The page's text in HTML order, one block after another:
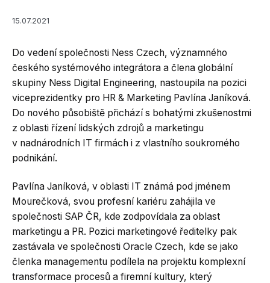
15.07.2021
Do vedení společnosti Ness Czech, významného
českého systémového integrátora a člena globální
skupiny Ness Digital Engineering, nastoupila na pozici
viceprezidentky pro HR & Marketing Pavlína Janíková.
Do nového působiště přichází s bohatými zkušenostmi
z oblasti řízení lidských zdrojů a marketingu
v nadnárodních IT firmách i z vlastního soukromého
podnikání.
Pavlína Janíková, v oblasti IT známá pod jménem
Mourečková, svou profesní kariéru zahájila ve
společnosti SAP ČR, kde zodpovídala za oblast
marketingu a PR. Pozici marketingové ředitelky pak
zastávala ve společnosti Oracle Czech, kde se jako
členka managementu podílela na projektu komplexní
transformace procesů a firemní kultury, který